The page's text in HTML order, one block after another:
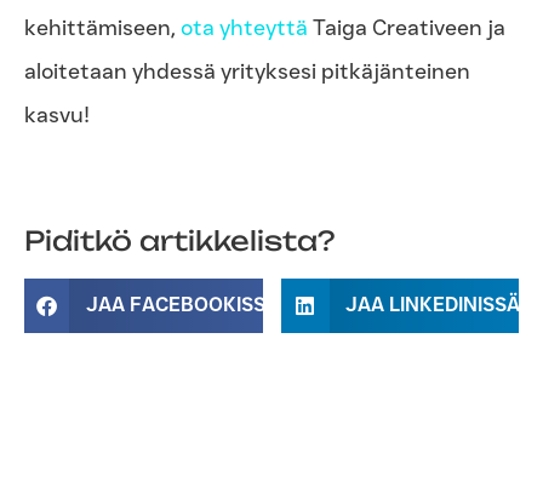
kehittämiseen, ota yhteyttä Taiga Creativeen ja
aloitetaan yhdessä yrityksesi pitkäjänteinen
kasvu!
Piditkö artikkelista?
JAA FACEBOOKISSA JAA LINKEDINISSÄ